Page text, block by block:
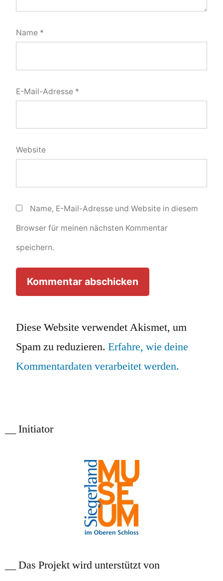
Name *
E-Mail-Adresse *
Website
Name, E-Mail-Adresse und Website in diesem
Browser für meinen nächsten Kommentar
speichern.
Diese Website verwendet Akismet, um
Spam zu reduzieren. Erfahre, wie deine
Kommentardaten verarbeitet werden.
__ Initiator
__ Das Projekt wird unterstützt von